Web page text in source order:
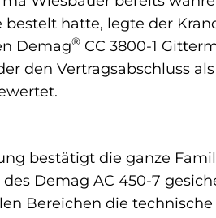
bestelt hatte, legte der
Demag®CC 3800-1
den Vertragsabschluss
bestätigt die ganze
Demag AC 450-7
Bereichen die